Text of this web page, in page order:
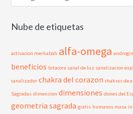
del
Nube de etiquetas
activacion merkabah alfa-omega
beneficios bitacora canal de luz canalizacion
canalizador chakra del corazon chakras de
Sagradas dimension dimensiones dones del
geometria sagrada gratis humanos masa